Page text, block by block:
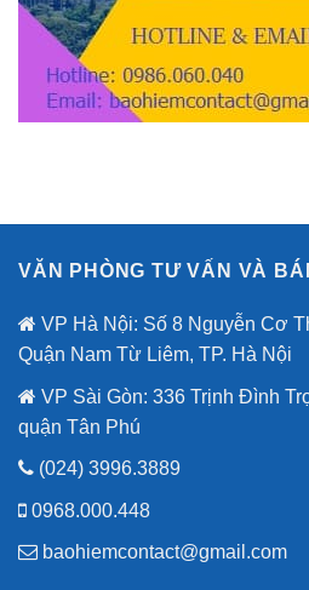
VĂN PHÒNG TƯ VẤN VÀ
VP Hà Nội: Số 8 Nguyễn Cơ
Quận Nam Từ Liêm, TP. Hà Nội
VP Sài Gòn: 336 Trịnh Đình
quận Tân Phú
(024) 3996.3889
0968.000.448
baohiemcontact@gmail.com